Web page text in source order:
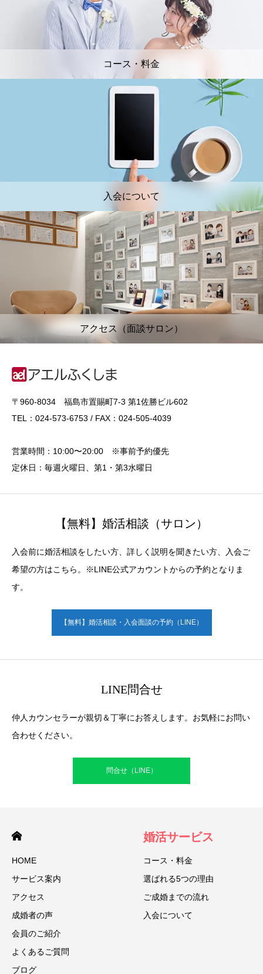
コース・料金
入会について
アクセス（面談サロン）
〒960-8034 福島市置賜町7-3 第1佐勝ビル602
TEL：024-573-6753 / FAX：024-505-4039
営業時間：10:00〜20:00 ※事前予約優先
定休日：毎週火曜日、第1・第3水曜日
【無料】婚活相談（サロン）
入会前に婚活相談をしたい方、詳しく説明を聞きたい方、入会ご
希望の方はこちら。※LINE公式アカウントからの予約となりま
す。
【無料】婚活相談・入会面談の予約（LINE）
LINE問合せ
仲人カウンセラーが親切＆丁寧にお答えします。お気軽にお問い
合わせください。
問合せ（LINE）
HOME
サービス案内
アクセス
成婚者の声
会員のご紹介
よくあるご質問
ブログ
婚活サービス
コース・料金
選ばれる5つの理由
ご成婚までの流れ
入会について